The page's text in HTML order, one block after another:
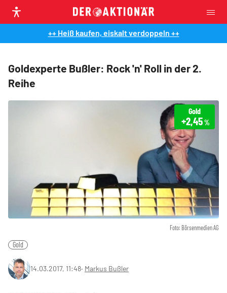
++ Heiß kaufen, eiskalt verdoppeln ++
Goldexperte Bußler: Rock 'n' Roll in der 2.
Reihe
Foto: Börsenmedien AG
Gold
+2,45%
Gold
14.03.2017, 11:48‧ Markus Bußler